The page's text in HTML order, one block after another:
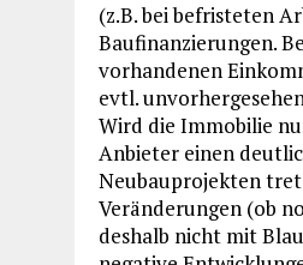
(z.B. bei befristeten
Baufinanzierungen.
vorhandenen
evtl.
Wird die Immobilie
Anbieter einen
Neubauprojekten
Veränderungen (ob
deshalb nicht mit